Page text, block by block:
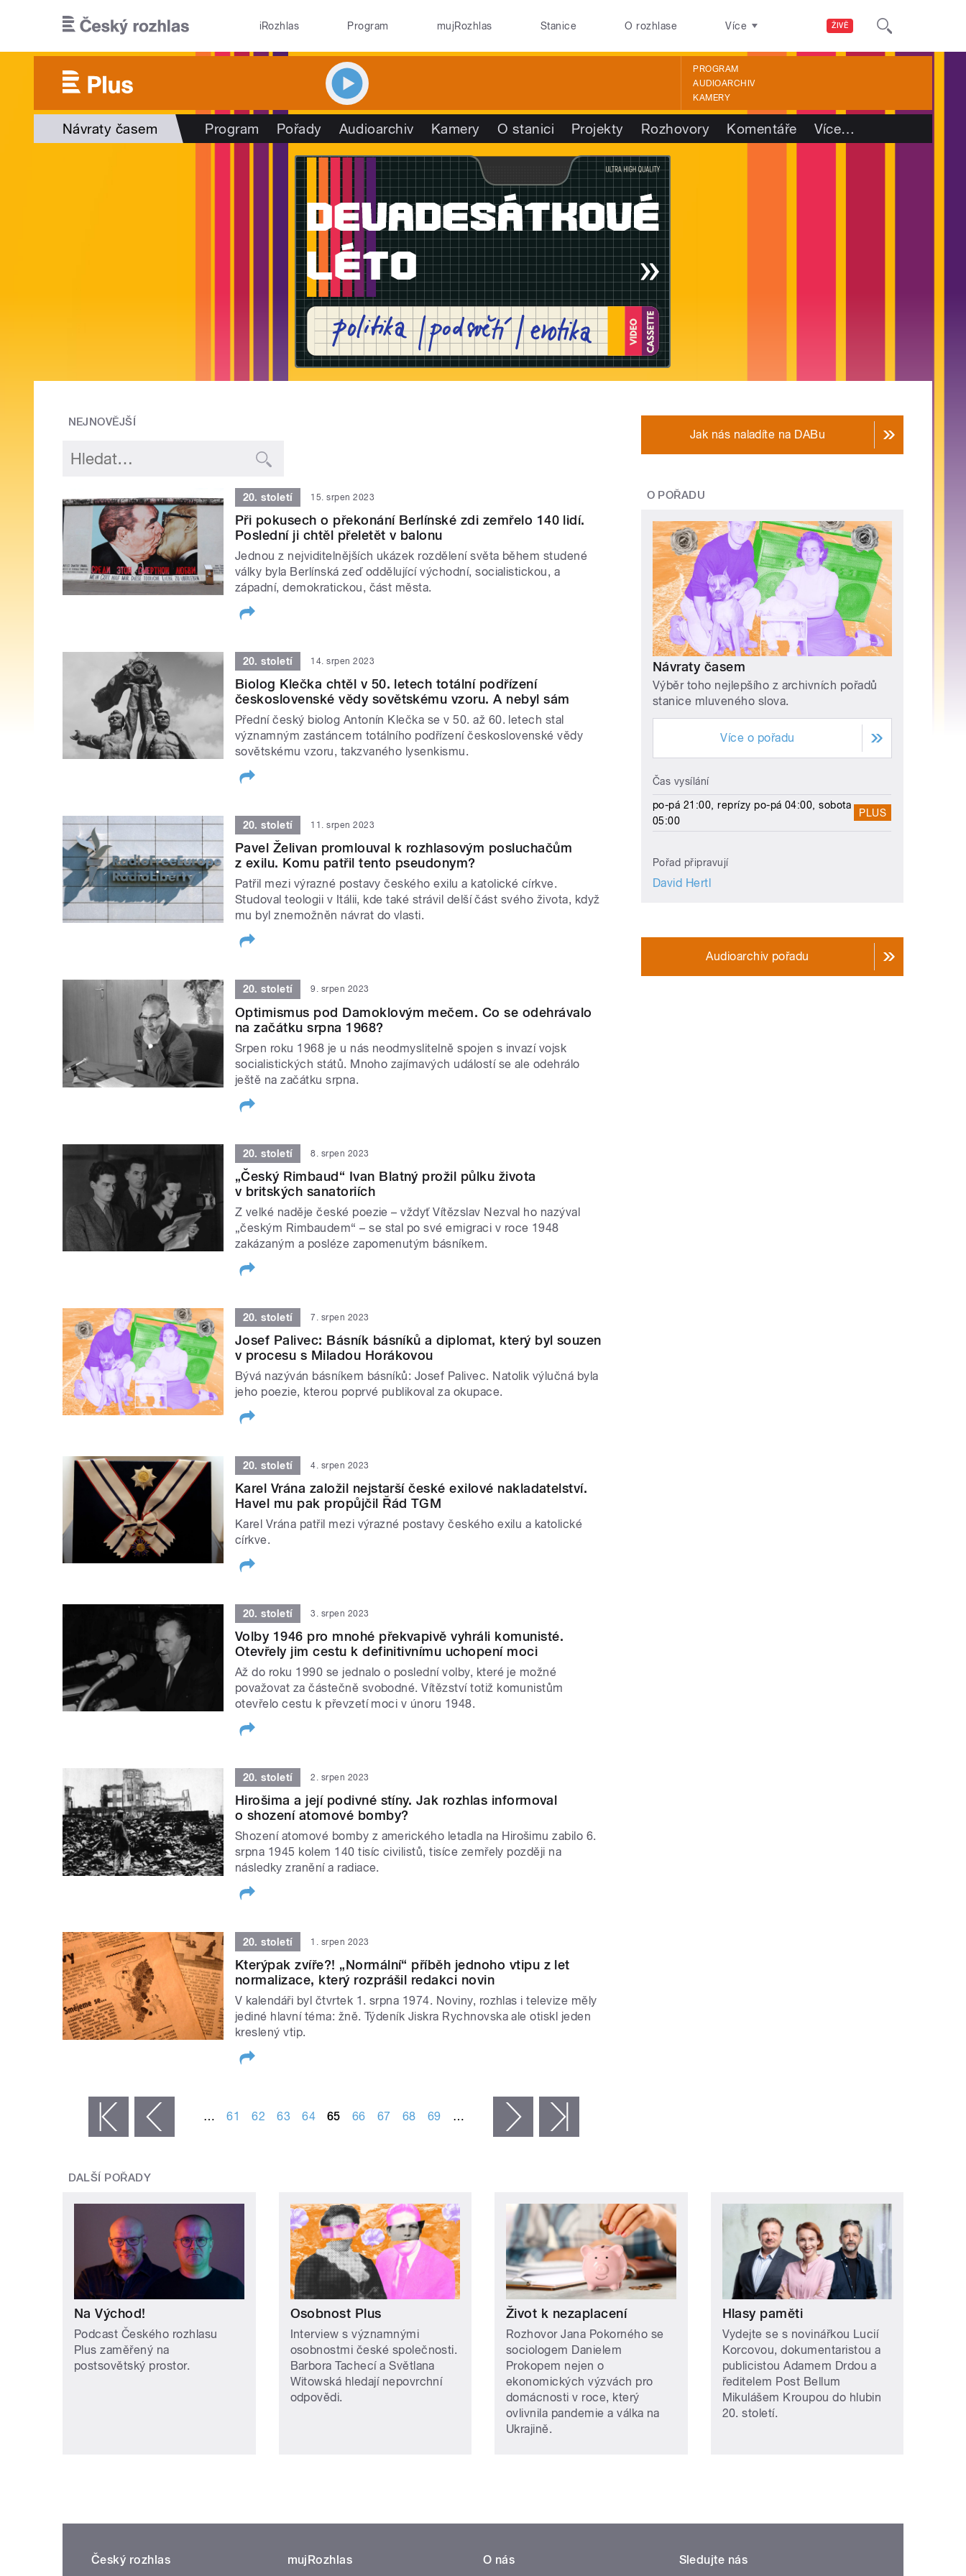
ŽIVĚ
iRozhlas Program mujRozhlas Stanice O rozhlase Více
PROGRAM
AUDIOARCHIV
KAMERY
Návraty časem Program Pořady Audioarchiv Kamery O stanici Projekty Rozhovory Komentáře Více…
NEJNOVĚJŠÍ
20. století 15. srpen 2023
Při pokusech o překonání Berlínské zdi zemřelo 140 lidí.
Poslední ji chtěl přeletět v balonu
Jednou z nejviditelnějších ukázek rozdělení světa během studené
války byla Berlínská zeď oddělující východní, socialistickou, a
západní, demokratickou, část města.
20. století 14. srpen 2023
Biolog Klečka chtěl v 50. letech totální podřízení
československé vědy sovětskému vzoru. A nebyl sám
Přední český biolog Antonín Klečka se v 50. až 60. letech stal
významným zastáncem totálního podřízení československé vědy
sovětskému vzoru, takzvaného lysenkismu.
20. století 11. srpen 2023
Pavel Želivan promlouval k rozhlasovým posluchačům
z exilu. Komu patřil tento pseudonym?
Patřil mezi výrazné postavy českého exilu a katolické církve.
Studoval teologii v Itálii, kde také strávil delší část svého života, když
mu byl znemožněn návrat do vlasti.
20. století 9. srpen 2023
Optimismus pod Damoklovým mečem. Co se odehrávalo
na začátku srpna 1968?
Srpen roku 1968 je u nás neodmyslitelně spojen s invazí vojsk
socialistických států. Mnoho zajímavých událostí se ale odehrálo
ještě na začátku srpna.
20. století 8. srpen 2023
„Český Rimbaud“ Ivan Blatný prožil půlku života
v britských sanatoriích
Z velké naděje české poezie – vždyť Vítězslav Nezval ho nazýval
„českým Rimbaudem“ – se stal po své emigraci v roce 1948
zakázaným a posléze zapomenutým básníkem.
20. století 7. srpen 2023
Josef Palivec: Básník básníků a diplomat, který byl souzen
v procesu s Miladou Horákovou
Bývá nazýván básníkem básníků: Josef Palivec. Natolik výlučná byla
jeho poezie, kterou poprvé publikoval za okupace.
20. století 4. srpen 2023
Karel Vrána založil nejstarší české exilové nakladatelství.
Havel mu pak propůjčil Řád TGM
Karel Vrána patřil mezi výrazné postavy českého exilu a katolické
církve.
20. století 3. srpen 2023
Volby 1946 pro mnohé překvapivě vyhráli komunisté.
Otevřely jim cestu k definitivnímu uchopení moci
Až do roku 1990 se jednalo o poslední volby, které je možné
považovat za částečně svobodné. Vítězství totiž komunistům
otevřelo cestu k převzetí moci v únoru 1948.
20. století 2. srpen 2023
Hirošima a její podivné stíny. Jak rozhlas informoval
o shození atomové bomby?
Shození atomové bomby z amerického letadla na Hirošimu zabilo 6.
srpna 1945 kolem 140 tisíc civilistů, tisíce zemřely později na
následky zranění a radiace.
20. století 1. srpen 2023
Kterýpak zvíře?! „Normální“ příběh jednoho vtipu z let
normalizace, který rozprášil redakci novin
V kalendáři byl čtvrtek 1. srpna 1974. Noviny, rozhlas i televize měly
jediné hlavní téma: žně. Týdeník Jiskra Rychnovska ale otiskl jeden
kreslený vtip.
‹ předchozí … 61 62 63 64 65 66 67 68 69 … následující ›
Jak nás naladíte na DABu
O POŘADU
Návraty časem
Výběr toho nejlepšího z archivních pořadů
stanice mluveného slova.
Více o pořadu
Čas vysílání
po-pá 21:00, reprízy po-pá 04:00, sobota
05:00
PLUS
Pořad připravují
David Hertl
Audioarchiv pořadu
DALŠÍ POŘADY
Na Východ!
Podcast Českého rozhlasu
Plus zaměřený na
postsovětský prostor.
Osobnost Plus
Interview s významnými
osobnostmi české společnosti.
Barbora Tachecí a Světlana
Witowská hledají nepovrchní
odpovědi.
Život k nezaplacení
Rozhovor Jana Pokorného se
sociologem Danielem
Prokopem nejen o
ekonomických výzvách pro
domácnosti v roce, který
ovlivnila pandemie a válka na
Ukrajině.
Hlasy paměti
Vydejte se s novinářkou Lucií
Korcovou, dokumentaristou a
publicistou Adamem Drdou a
ředitelem Post Bellum
Mikulášem Kroupou do hlubin
20. století.
Český rozhlas mujRozhlas O nás Sledujte nás